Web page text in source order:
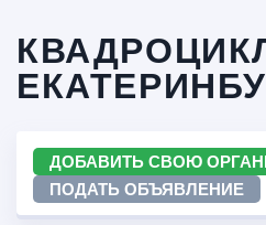
ДОБАВИТЬ СВОЮ
ПОДАТЬ ОБЪЯВЛЕНИЕ